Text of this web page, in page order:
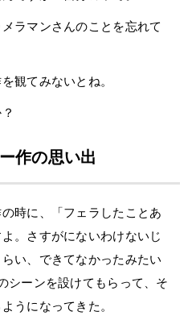
メラマンさんのことを忘れて
観てみないとね。
作の思い出
の時に、「フェラしたことあ
。さすがにないわけないじ
い、できてなかったみたい
シーンを設けてもらって、そ
うになってきた。